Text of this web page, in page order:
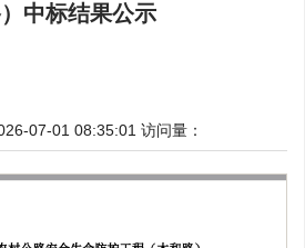
中标结果公示
07-01 08:35:01 访问量：